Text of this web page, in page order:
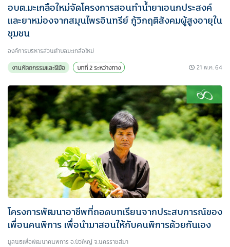
อบต.มะเกลือใหม่จัดโครงการสอนทำน้ำยาเอนกประสงค์
และยาหม่องจากสมุนไพรอินทรีย์ กู้วิกฤติสังคมผู้สูงอายุใน
ชุมชน
องค์การบริหารส่วนตําบลมะเกลือใหม่
งานหัตถกรรมและฝีมือ
บทที่ 2 ระหว่างทาง 21 พ.ค. 64
โครงการพัฒนาอาชีพที่ถอดบทเรียนจากประสบการณ์ของ
เพื่อนคนพิการ เพื่อนำมาสอนให้กับคนพิการด้วยกันเอง
มูลนิธิเพื่อพัฒนาคนพิการ อ.บัวใหญ่ จ.นครราชสีมา